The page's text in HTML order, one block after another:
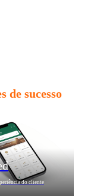
de sucesso
do cliente